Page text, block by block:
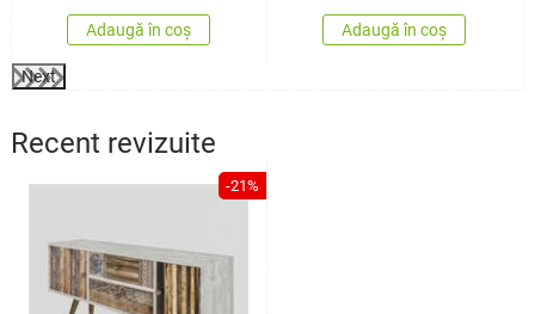
Adaugă în coș Adaugă în coș
Next
Recent revizuite
-21%